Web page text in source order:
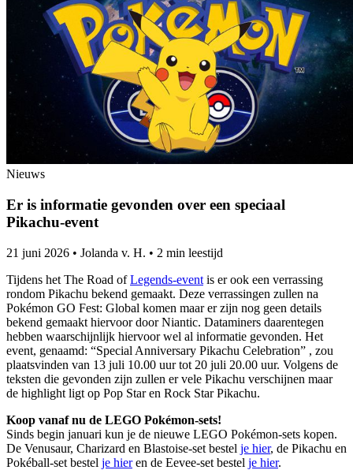
Nieuws
Er is informatie gevonden over een speciaal
Pikachu-event
21 juni 2026 • Jolanda v. H. • 2 min leestijd
Tijdens het The Road ofLegends-event is er ook een verrassing
rondom Pikachu bekend gemaakt. Deze verrassingen zullen na
Pokémon GO Fest: Global komen maar er zijn nog geen details
bekend gemaakt hiervoor door Niantic. Dataminers daarentegen
hebben waarschijnlijk hiervoor wel al informatie gevonden. Het
event, genaamd: “Special Anniversary Pikachu Celebration” , zou
plaatsvinden van 13 juli 10.00 uur tot 20 juli 20.00 uur. Volgens de
teksten die gevonden zijn zullen er vele Pikachu verschijnen maar
de highlight ligt op Pop Star en Rock Star Pikachu.
Koop vanaf nu de LEGO Pokémon-sets!
Sinds begin januari kun je de nieuwe LEGO Pokémon-sets kopen.
De Venusaur, Charizard en Blastoise-set bestel je hier, de Pikachu en
Pokéball-set bestel je hieren de Eevee-set bestel je hier.